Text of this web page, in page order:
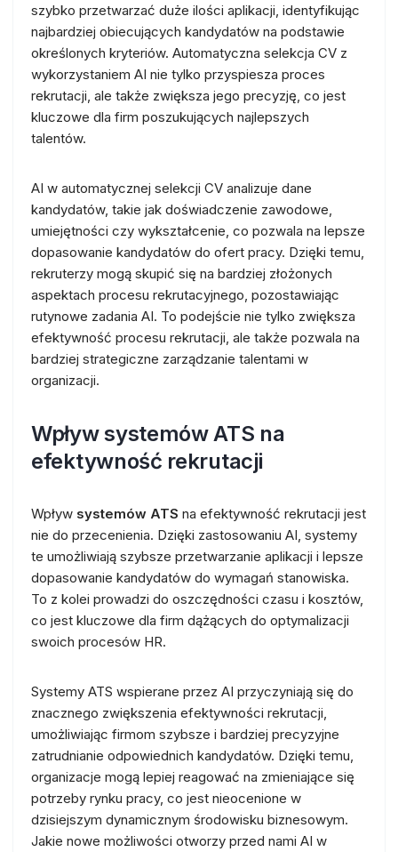
szybko przetwarzać duże ilości aplikacji, identyfikując
najbardziej obiecujących kandydatów na podstawie
określonych kryteriów. Automatyczna selekcja CV z
wykorzystaniem AI nie tylko przyspiesza proces
rekrutacji, ale także zwiększa jego precyzję, co jest
kluczowe dla firm poszukujących najlepszych
talentów.
AI w automatycznej selekcji CV analizuje dane
kandydatów, takie jak doświadczenie zawodowe,
umiejętności czy wykształcenie, co pozwala na lepsze
dopasowanie kandydatów do ofert pracy. Dzięki temu,
rekruterzy mogą skupić się na bardziej złożonych
aspektach procesu rekrutacyjnego, pozostawiając
rutynowe zadania AI. To podejście nie tylko zwiększa
efektywność procesu rekrutacji, ale także pozwala na
bardziej strategiczne zarządzanie talentami w
organizacji.
Wpływ systemów ATS na
efektywność rekrutacji
Wpływ systemów ATS na efektywność rekrutacji jest
nie do przecenienia. Dzięki zastosowaniu AI, systemy
te umożliwiają szybsze przetwarzanie aplikacji i lepsze
dopasowanie kandydatów do wymagań stanowiska.
To z kolei prowadzi do oszczędności czasu i kosztów,
co jest kluczowe dla firm dążących do optymalizacji
swoich procesów HR.
Systemy ATS wspierane przez AI przyczyniają się do
znacznego zwiększenia efektywności rekrutacji,
umożliwiając firmom szybsze i bardziej precyzyjne
zatrudnianie odpowiednich kandydatów. Dzięki temu,
organizacje mogą lepiej reagować na zmieniające się
potrzeby rynku pracy, co jest nieocenione w
dzisiejszym dynamicznym środowisku biznesowym.
Jakie nowe możliwości otworzy przed nami AI w